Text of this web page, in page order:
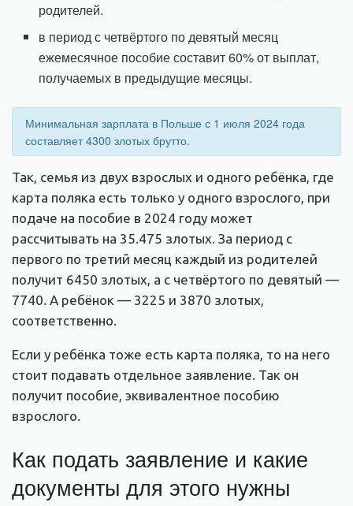
родителей.
в период с четвёртого по девятый месяц
ежемесячное пособие составит 60% от выплат,
получаемых в предыдущие месяцы.
Минимальная зарплата в Польше с 1 июля 2024 года
составляет 4300 злотых брутто.
Так, семья из двух взрослых и одного ребёнка, где
карта поляка есть только у одного взрослого, при
подаче на пособие в 2024 году может
рассчитывать на 35.475 злотых. За период с
первого по третий месяц каждый из родителей
получит 6450 злотых, а с четвёртого по девятый —
7740. А ребёнок — 3225 и 3870 злотых,
соответственно.
Если у ребёнка тоже есть карта поляка, то на него
стоит подавать отдельное заявление. Так он
получит пособие, эквивалентное пособию
взрослого.
Как подать заявление и какие
документы для этого нужны